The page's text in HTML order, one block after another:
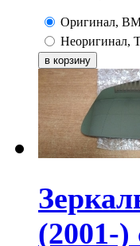
Оригинал,
Неоригинал,
(2001-)